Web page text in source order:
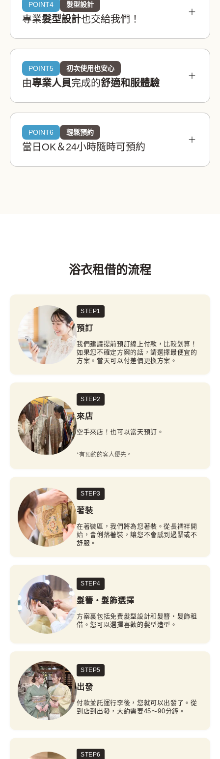
划算！
和服租借wargo
3,300
參考市場價格
東京都內：¥3,900 〜 ¥5,900
所需物品全部包含
和服 腰帶 草履 日式提包分趾襪 內搭衣長版襯衣
和服租借wargo擁有20,000件以上和服！
從觀光用蕾絲和服到訪問著、振袖等正式場合和服
有的。不論體型如何都可以安心使用。
共有8家店鋪，所有店鋪都靠近車站或位於人氣觀光
地步行範圍內！
POINT4 髮型設計
專業髮型設計也交給我們！
專業髮型師會逐一聆聽您的需求，打造適合和服・
※WEB預約包含￥1,100的髮型選項。如不需要，請取消勾選。
POINT5 初次使用也安心
由專業人員完成的舒適和服體驗
查看小物與其他選項 查看和服畫廊
POINT6 輕鬆預約
當日OK＆24小時隨時可預約
和服租借wargo也可當日預約。
可透過WEB 24小時進行預約、變更、取消。使用日
前2天前取消免費，歡迎放心預約。
※繁忙日 因當日預約情況而異，建議透過WEB預約。
浴衣租借的流程
STEP1
預訂
我們建議提前預訂線上付款，比較划算！
如果您不確定方案的話，請選擇最便宜的
方案。當天可以付差價更換方案。
STEP2
來店
空手來店！也可以當天預訂。
*有預約的客人優先。
STEP3
著裝
在著裝區，我們將為您著裝。從長襦袢開
始，會俐落著裝，讓您不會感到過緊或不
舒服。
STEP4
髮簪・髮飾選擇
方案裏包括免費髮型設計和髮簪・髮飾租
借。您可以選擇喜歡的髮型造型。
STEP5
出發
付款並託運行李後，您就可以出發了。從
到店到出發，大約需要45～90分鐘。
STEP6